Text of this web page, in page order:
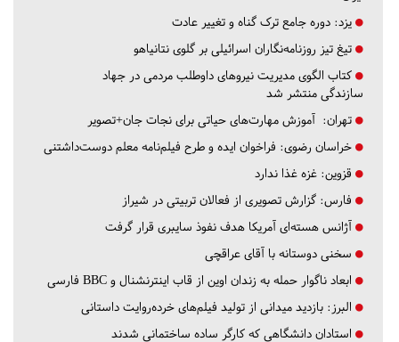
یزد: دوره جامع ترک گناه و تغییر عادت
تیغ تیز روزنامه‌نگاران اسرائیلی بر گلوی نتانیاهو
کتاب الگوی مدیریت نیروهای داوطلب مردمی در جهاد
سازندگی منتشر شد
تهران: آموزش مهارت‌های حیاتی برای نجات جان+تصویر
خراسان رضوی: فراخوان ایده و طرح فیلم‌نامه معلم دوست‌داشتنی
قزوین: غزه غذا ندارد
فارس: گزارش تصویری از فعالان تربیتی در شیراز
آژانس هسته‌ای آمریکا هدف نفوذ سایبری قرار گرفت
سخنی دوستانه با آقای عراقچی
ابعاد ناگوار حمله به زندان اوین از قاب اینترنشنال و BBC فارسی
البرز: بازدید میدانی از تولید فیلم‌های خرده‌روایت داستانی
استادان دانشگاهی که کارگر ساده ساختمانی شدند